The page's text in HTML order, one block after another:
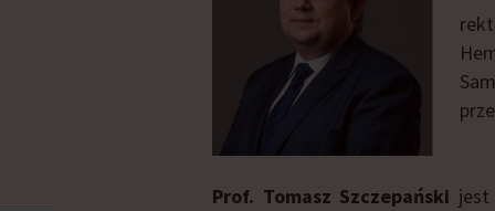
Prof. Tomasz Szczepański